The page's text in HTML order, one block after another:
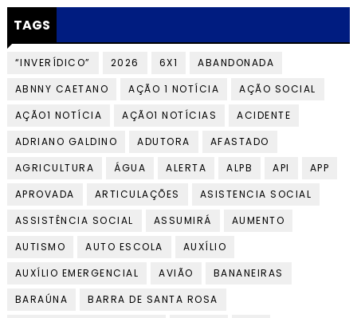
TAGS
“INVERÍDICO” 2026 6X1
ABANDONADA
ABNNY CAETANO
AÇÃO 1 NOTÍCIA
AÇÃO SOCIAL
AÇÃO1 NOTÍCIA
AÇÃO1 NOTÍCIAS
ACIDENTE
ADRIANO GALDINO
ADUTORA
AFASTADO
AGRICULTURA
ÁGUA ALERTA ALPB API
APP
APROVADA
ARTICULAÇÕES
ASISTENCIA SOCIAL
ASSISTÊNCIA SOCIAL
ASSUMIRÁ
AUMENTO
AUTISMO
AUTO ESCOLA
AUXÍLIO
AUXÍLIO EMERGENCIAL
AVIÃO
BANANEIRAS
BARAÚNA
BARRA DE SANTA ROSA